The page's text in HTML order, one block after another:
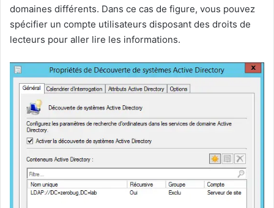
domaines différents. Dans ce cas de figure, vous pouvez
spécifier un compte utilisateurs disposant des droits de
lecteurs pour aller lire les informations.